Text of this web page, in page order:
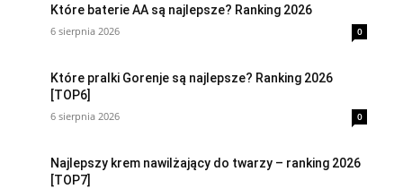
Które baterie AA są najlepsze? Ranking 2026
6 sierpnia 2026 0
Które pralki Gorenje są najlepsze? Ranking 2026
[TOP6]
6 sierpnia 2026 0
Najlepszy krem nawilżający do twarzy – ranking 2026
[TOP7]